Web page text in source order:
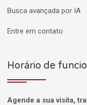
Busca avançada por IA
Entre em contato
Horário de
Agende a sua visita,